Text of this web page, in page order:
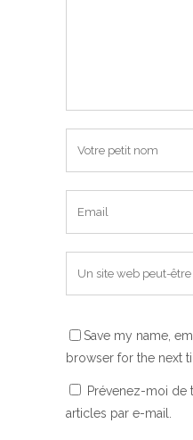
Save my name,
browser for the next
Prévenez-moi de
articles par e-mail.